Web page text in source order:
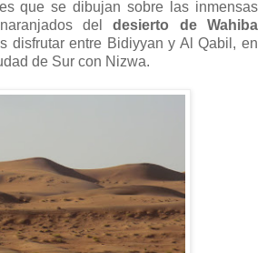
que se dibujan sobre las inmensas
del
desierto de Wahiba
disfrutar entre Bidiyyan y Al Qabil, en
de Sur con Nizwa.